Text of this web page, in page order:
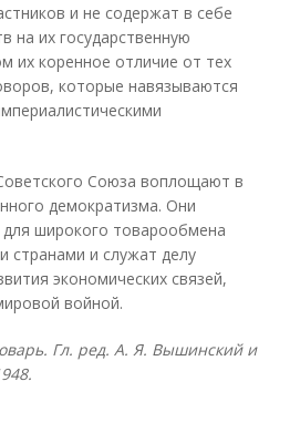
и не содержат в себе
на их государственную
их коренное отличие от тех
которые навязываются
Союза воплощают в
демократизма. Они
широкого товарообмена
странами и служат делу
экономических связей,
войной.
Гл. ред. А. Я. Вышинский и